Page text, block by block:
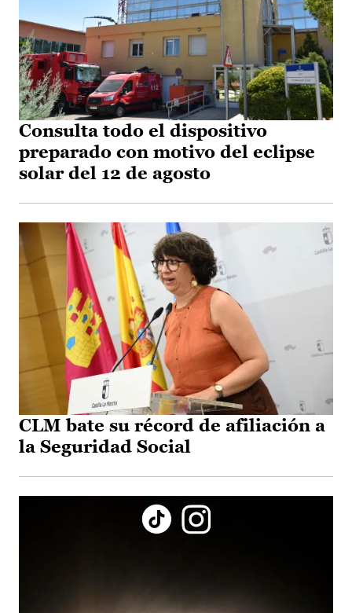
Consulta todo el dispositivo
preparado con motivo del eclipse
solar del 12 de agosto
CLM bate su récord de afiliación a
la Seguridad Social